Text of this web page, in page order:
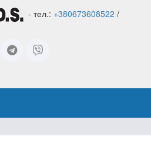
- тел.: +380673608522 /